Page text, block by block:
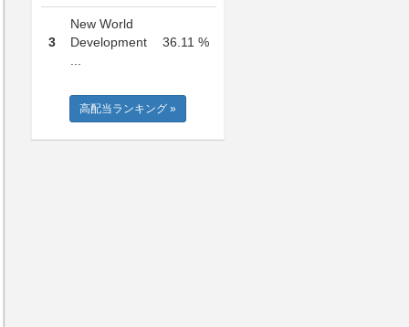
3
New World
Development
36.11 %
高配当ランキング »